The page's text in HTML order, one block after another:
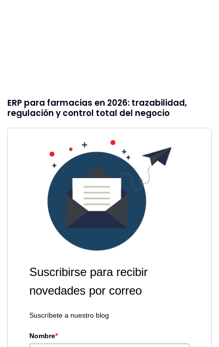
ERP para farmacias en 2026: trazabilidad,
regulación y control total del negocio
Suscribirse para recibir
novedades por correo
Suscríbete a nuestro blog
Nombre*